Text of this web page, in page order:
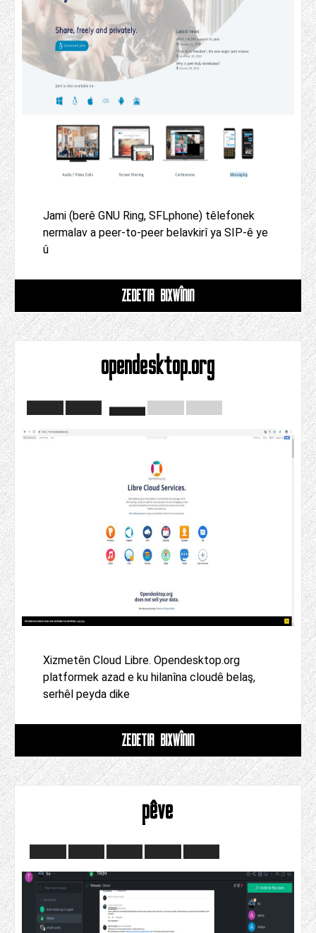
Jami (berê GNU Ring, SFLphone) têlefonek
nermalav a peer-to-peer belavkirî ya SIP-ê ye
û
ZÊDETIR BIXWÎNIN
opendesktop.org
Xizmetên Cloud Libre. Opendesktop.org
platformek azad e ku hilanîna cloudê belaş,
serhêl peyda dike
ZÊDETIR BIXWÎNIN
pêve